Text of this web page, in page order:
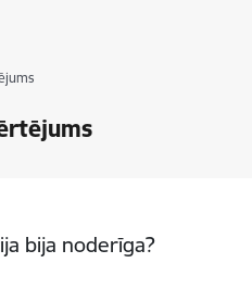
bija noderīga?